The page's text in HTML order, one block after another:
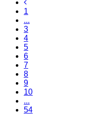
1
...
3
4
5
6
7
8
9
10
...
54